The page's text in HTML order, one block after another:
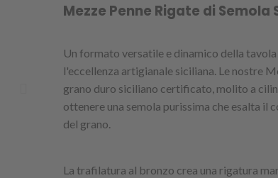
Mezze Penne Rigate di Semola
Un formato versatile e dinamico della
l'eccellenza artigianale siciliana. Le nostre
grano duro siciliano certificato, molito a
ottenere una semola purissima che esalta il
del grano.
La trafilatura al bronzo crea una rigatura